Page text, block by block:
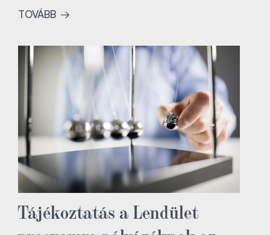
TOVÁBB
Tájékoztatás a Lendület